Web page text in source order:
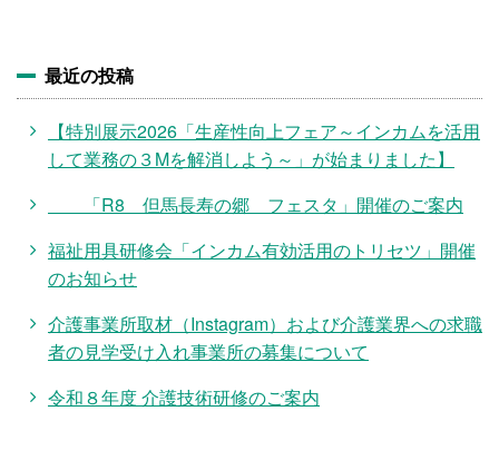
最近の投稿
【特別展示2026「生産性向上フェア～インカムを活用
して業務の３Mを解消しよう～」が始まりました】
「R8 但馬長寿の郷 フェスタ」開催のご案内
福祉用具研修会「インカム有効活用のトリセツ」開催
のお知らせ
介護事業所取材（Instagram）および介護業界への求職
者の見学受け入れ事業所の募集について
令和８年度 介護技術研修のご案内